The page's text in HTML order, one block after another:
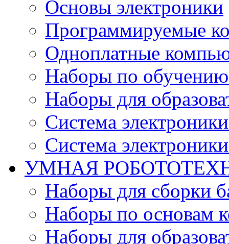
Основы электроники
Программируемые
Одноплатные
Наборы по
Наборы для
Система
Система
УМНАЯ
Наборы для сборки
Наборы по основам
Наборы для